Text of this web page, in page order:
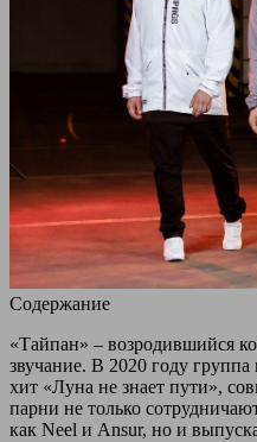
Содержание
«Тайпан» – возродившийся
звучание. В 2020 году группа
хит «Луна не знает пути»,
парни не только
как Neel и Ansur, но и